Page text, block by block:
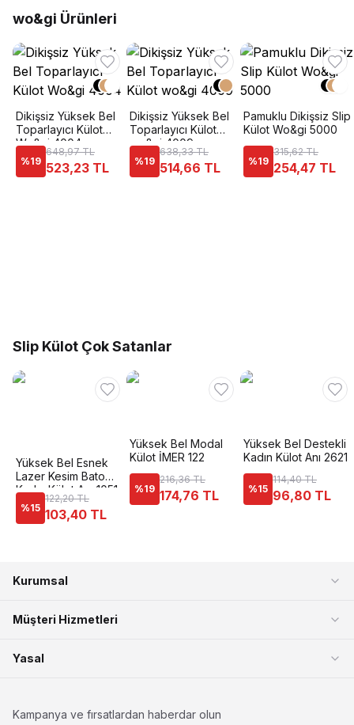
wo&gi Ürünleri
Dikişsiz Yüksek Bel
Toparlayıcı Külot
Wo&gi 4004
%19
648,97 TL
523,23 TL
Dikişsiz Yüksek Bel
Toparlayıcı Külot
wo&gi 4009
%19
638,33 TL
514,66 TL
Pamuklu Dikişsiz Slip
Külot Wo&gi 5000
%19
315,62 TL
254,47 TL
Slip Külot Çok Satanlar
Yüksek Bel Esnek
Lazer Kesim Bato
Kadın Külot Anı 1051
%15
122,20 TL
103,40 TL
Yüksek Bel Modal
Külot İMER 122
%19
216,36 TL
174,76 TL
Yüksek Bel Destekli
Kadın Külot Anı 2621
%15
114,40 TL
96,80 TL
Kurumsal
Müşteri Hizmetleri
Yasal
Kampanya ve fırsatlardan haberdar olun